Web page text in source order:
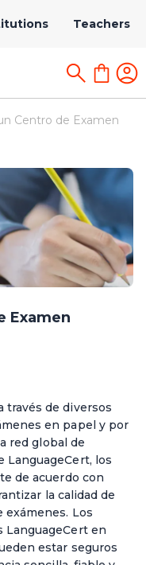
Teachers
Centro de Examen
Examen
través de diversos
en papel y por
red global de
LanguageCert, los
de acuerdo con
la calidad de
exámenes. Los
LanguageCert en
estar seguros